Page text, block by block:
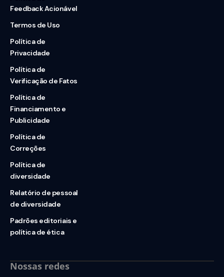
Feedback Acionável
Termos de Uso
Política de
Privacidade
Política de
Verificação de Fatos
Política de
Financiamento e
Publicidade
Política de
Correções
Política de
diversidade
Relatório de pessoal
de diversidade
Padrões editoriais e
política de ética
Nossas redes